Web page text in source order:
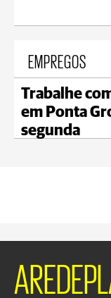
EMPREGOS
Trabalhe
em Ponta
segunda